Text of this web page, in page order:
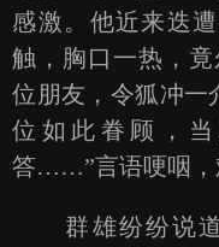
感激。他近来迭
触，胸口一热，
位朋友，令狐冲
位如此眷顾，
答……”言语哽咽，
群雄纷纷说道